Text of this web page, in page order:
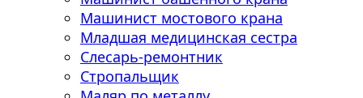
Машинист мостового крана
Младшая медицинская сестра
Слесарь-ремонтник
Стропальщик